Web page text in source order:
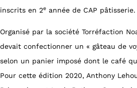
inscrits en 2e année de CAP pâtisserie.
Organisé par la société Torréfaction
devait confectionner un « gâteau de
selon un panier imposé dont le café
Pour cette édition 2020, Anthony